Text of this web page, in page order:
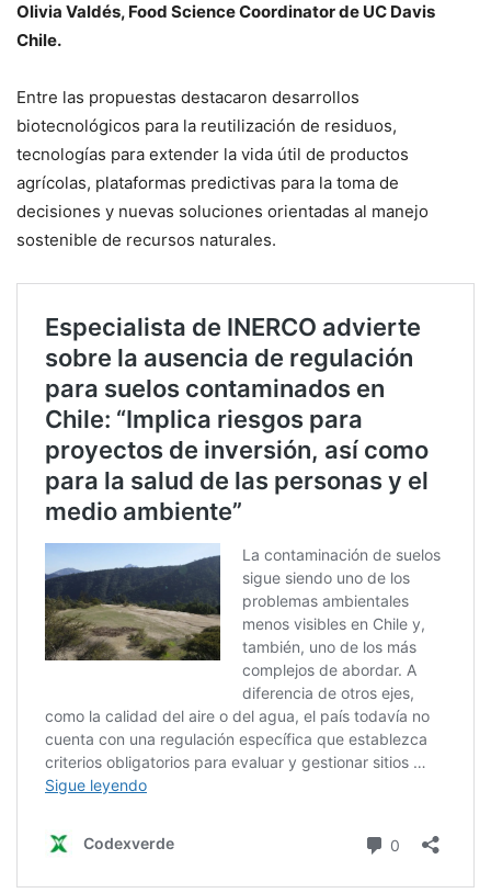
Olivia Valdés, Food Science Coordinator de UC Davis
Chile.
Entre las propuestas destacaron desarrollos
biotecnológicos para la reutilización de residuos,
tecnologías para extender la vida útil de productos
agrícolas, plataformas predictivas para la toma de
decisiones y nuevas soluciones orientadas al manejo
sostenible de recursos naturales.